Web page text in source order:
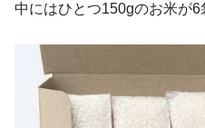
中にはひとつ150gのお米が6